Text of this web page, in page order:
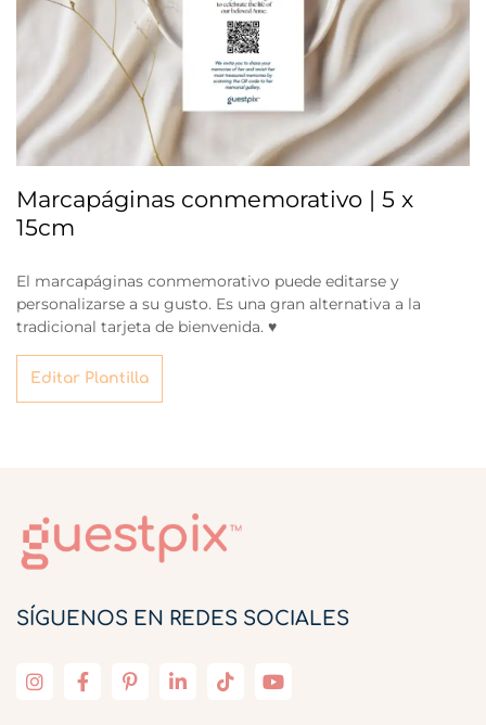
Marcapáginas conmemorativo | 5 x
15cm
El marcapáginas conmemorativo puede editarse y
personalizarse a su gusto. Es una gran alternativa a la
tradicional tarjeta de bienvenida. ♥
Editar Plantilla
SÍGUENOS EN REDES SOCIALES